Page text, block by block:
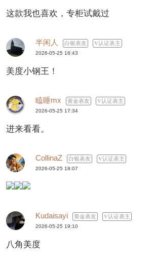
这款我也喜欢，专柜试戴过
半闲人 白银表友 认证表主
2026-05-25 16:43
美度小钢王！
瞌睡mx 黄金表友 认证表主
2026-05-25 17:34
进来看看。
CollinaZ 白银表友 认证表主
2026-05-25 18:07
Kudaisayi 黄金表友 认证表主
2026-05-25 19:10
八角美度